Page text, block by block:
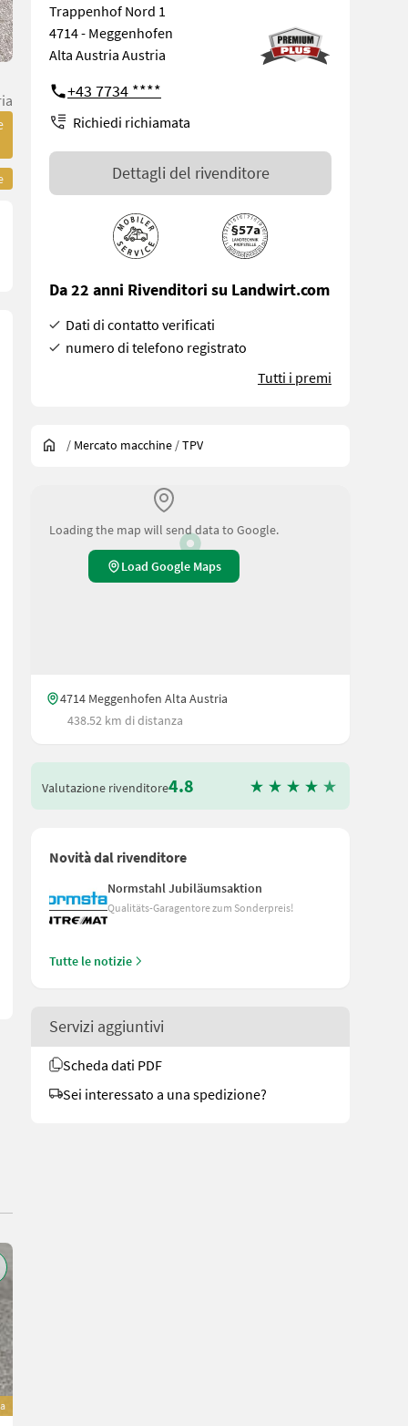
KTL- und pulverbeschichtete Deckel ist
Trappenhof Nord 1
4714 - Meggenhofen
Alta Austria Austria
+43 7734 ****
Richiedi richiamata
Dettagli del rivenditore
Da 22 anni Rivenditori su Landwirt.com
Dati di contatto verificati
numero di telefono registrato
Tutti i premi
/ Mercato macchine /TPV
Loading the map will send data to Google.
Load Google Maps
4714 Meggenhofen Alta Austria
438.52 km di distanza
Valutazione rivenditore4.8
Novità dal rivenditore
Normstahl Jubiläumsaktion
Qualitäts-Garagentore zum Sonderpreis!
Tutte le notizie
Servizi aggiuntivi
Scheda dati PDF
Sei interessato a una spedizione?